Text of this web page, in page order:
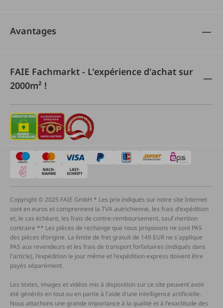
Avantages
FAIE Fachmarkt - L'expérience d'achat sur
2000m² !
Copyright © 2025 FAIE GmbH * Les prix indiqués sur notre site Internet
sont en euros et comprennent la TVA autrichienne, les frais d'expédition
et, le cas échéant, les frais de contre-remboursement, sauf mention
contraire ** Les pièces de rechange que nous proposons ne sont PAS
des pièces d'origine. La limite de fret gratuit de 149 EUR ne s'applique
PAS aux revendeurs et les frais de transport forfaitaires (indiqués dans
l'article), l'expédition le jour même et l'expédition express doivent être
payés séparément.
Les textes, images et vidéos mis à disposition sur ce site peuvent avoir
été générés en tout ou en partie à l'aide d'une intelligence artificielle.
Nous attachons une grande importance à la qualité et à l'exactitude des